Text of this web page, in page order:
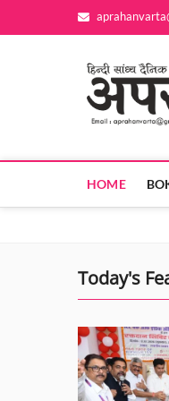
HOME
Today's